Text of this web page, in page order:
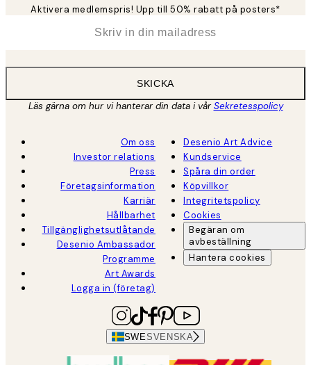
Aktivera medlemspris! Upp till 50% rabatt på posters*
SKICKA
Läs gärna om hur vi hanterar din data i vårSekretesspolicy
Om oss
Investor relations
Press
Företagsinformation
Karriär
Hållbarhet
Tillgänglighetsutlåtande
Desenio Ambassador
Programme
Art Awards
Logga in (företag)
Desenio Art Advice
Kundservice
Spåra din order
Köpvillkor
Integritetspolicy
Cookies
Begäran om
avbeställning
Hantera cookies
SWESVENSKA